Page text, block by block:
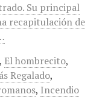
Su principal
recapitulación de
El hombrecito,
Regalado,
, Incendio